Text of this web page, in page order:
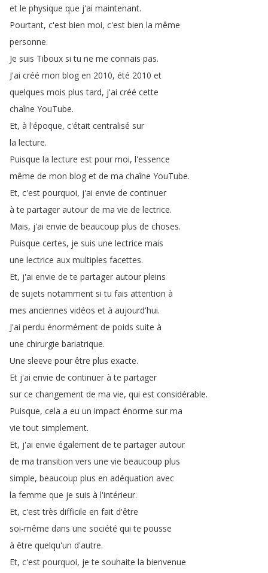
et le physique que j'ai maintenant.
Pourtant, c'est bien moi, c'est bien la même
personne.
Je suis Tiboux si tu ne me connais pas.
J'ai créé mon blog en 2010, été 2010 et
quelques mois plus tard, j'ai créé cette
chaîne YouTube.
Et, à l'époque, c'était centralisé sur
la lecture.
Puisque la lecture est pour moi, l'essence
même de mon blog et de ma chaîne YouTube.
Et, c'est pourquoi, j'ai envie de continuer
à te partager autour de ma vie de lectrice.
Mais, j'ai envie de beaucoup plus de choses.
Puisque certes, je suis une lectrice mais
une lectrice aux multiples facettes.
Et, j'ai envie de te partager autour pleins
de sujets notamment si tu fais attention à
mes anciennes vidéos et à aujourd'hui.
J'ai perdu énormément de poids suite à
une chirurgie bariatrique.
Une sleeve pour être plus exacte.
Et j'ai envie de continuer à te partager
sur ce changement de ma vie, qui est considérable.
Puisque, cela a eu un impact énorme sur ma
vie tout simplement.
Et, j'ai envie également de te partager autour
de ma transition vers une vie beaucoup plus
simple, beaucoup plus en adéquation avec
la femme que je suis à l'intérieur.
Et, c'est très difficile en fait d'être
soi-même dans une société qui te pousse
à être quelqu'un d'autre.
Et, c'est pourquoi, je te souhaite la bienvenue